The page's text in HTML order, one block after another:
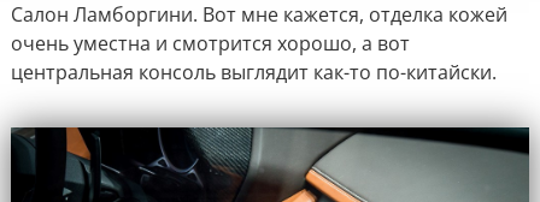
Салон Ламборгини. Вот мне кажется, отделка кожей
очень уместна и смотрится хорошо, а вот
центральная консоль выглядит как-то по-китайски.